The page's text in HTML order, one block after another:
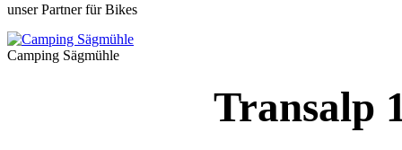
unser Partner für Bikes
Camping Sägmühle
Transalp